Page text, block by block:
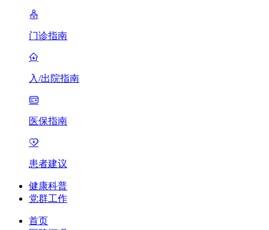
门诊指南
入/出院指南
医保指南
患者建议
健康科普
党群工作
首页